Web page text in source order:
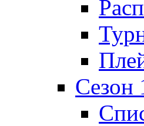
Сезон